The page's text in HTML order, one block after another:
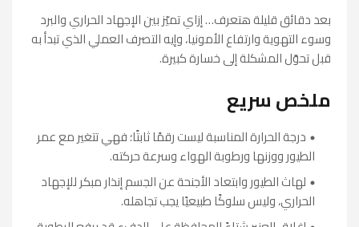
بعد دقائق قليلة هتعرف… إزاي تميّز بين الإجهاد الحراري والبرد
وسوء التهوية وارتفاع الأمونيا، وإيه التصرف العملي الذي تبدأ به
قبل تحوّل المشكلة إلى خسارة كبيرة.
ملخص سريع
درجة الحرارة المناسبة ليست رقمًا ثابتًا؛ فهي تتغير مع عمر
الطيور ووزنها ورطوبة الهواء وسرعة حركته.
لهاث الطيور وابتعاد الأجنحة عن الجسم إنذار مبكر للإجهاد
الحراري، وليس سلوكًا طبيعيًا يجب تجاهله.